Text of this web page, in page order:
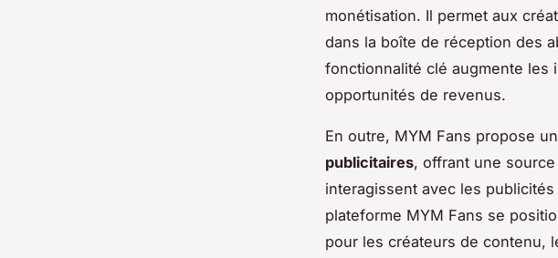
monétisation. Il permet aux
dans la boîte de réception des
fonctionnalité clé augmente les
opportunités de revenus.
En outre, MYM Fans propose
publicitaires, offrant une
interagissent avec les
plateforme MYM Fans se
pour les créateurs de contenu,